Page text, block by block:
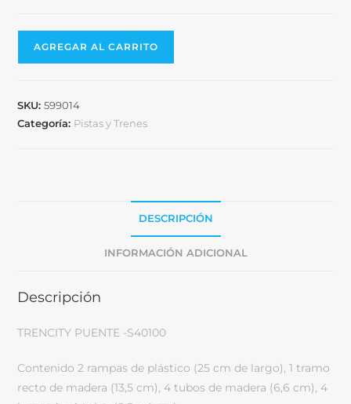
AGREGAR AL CARRITO
SKU:599014
Categoría: Pistas y Trenes
DESCRIPCIÓN
INFORMACIÓN ADICIONAL
Descripción
TRENCITY PUENTE -S40100
Contenido 2 rampas de plástico (25 cm de largo), 1 tramo
recto de madera (13,5 cm), 4 tubos de madera (6,6 cm), 4